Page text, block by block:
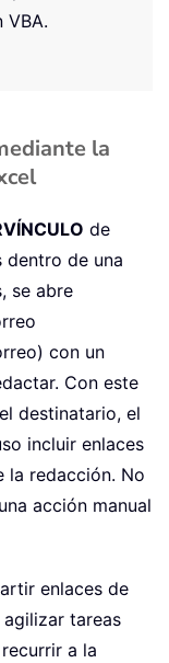
VBA.
la
de
dentro de una
se abre
con un
Con este
destinatario, el
incluir enlaces
la redacción. No
acción manual
enlaces de
tareas
a la